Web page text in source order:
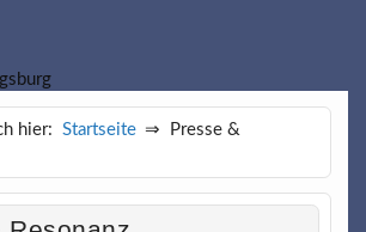
hier: Startseite
Presse &